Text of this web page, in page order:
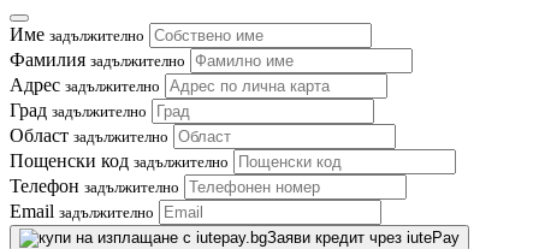
Име задължително
Фамилия задължително
Адрес задължително
Град задължително
Област задължително
Пощенски код задължително
Телефон задължително
Email задължително
Заяви кредит чрез iutePay